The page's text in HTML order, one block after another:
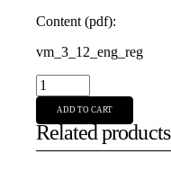
Content (pdf):
vm_3_12_eng_reg
2012
No
quantity
ADD TO CART
Related products